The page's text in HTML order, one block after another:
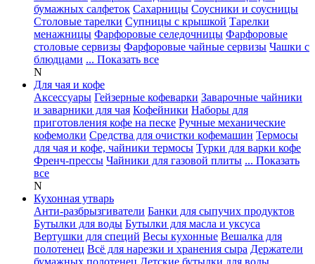
бумажных салфеток Сахарницы Соусники и соусницы
Столовые тарелки Супницы с крышкой Тарелки
менажницы Фарфоровые селедочницы Фарфоровые
столовые сервизы Фарфоровые чайные сервизы Чашки с
блюдцами ... Показать все
N
Для чая и кофе
Аксессуары Гейзерные кофеварки Заварочные чайники
и заварники для чая Кофейники Наборы для
приготовления кофе на песке Ручные механические
кофемолки Средства для очистки кофемашин Термосы
для чая и кофе, чайники термосы Турки для варки кофе
Френч-прессы Чайники для газовой плиты ... Показать
все
N
Кухонная утварь
Анти-разбрызгиватели Банки для сыпучих продуктов
Бутылки для воды Бутылки для масла и уксуса
Вертушки для специй Весы кухонные Вешалка для
полотенец Всё для нарезки и хранения сыра Держатели
бумажных полотенец Детские бутылки для воды